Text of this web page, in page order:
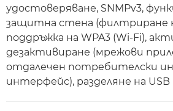
удостоверяване, SNMPv3,
защитна стена (филтриране
поддръжка на WPA3 (Wi-Fi),
дезактивиране (мрежови
отдалечен потребителски
интерфейс), разделяне на